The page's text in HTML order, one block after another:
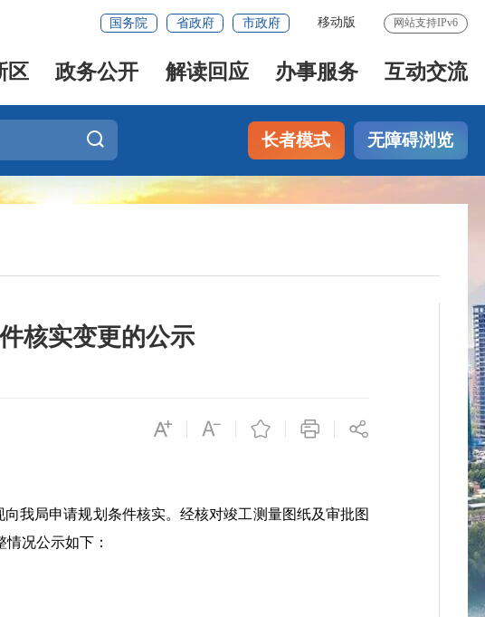
国务院 省政府 市政府 移动版 网站支持IPv6
区 政务公开 解读回应 办事服务 互动交流
长者模式 无障碍浏览
核实变更的公示
我局申请规划条件核实。经核对竣工测量图纸及审批图
况公示如下：